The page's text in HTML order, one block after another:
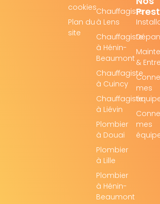
&
mes
mes
Chauffagiste
à Lens
Chauffagiste
à Hénin-
Beaumont
Chauffagiste
à Cuincy
Chauffagiste
à Liévin
Plombier
à Douai
Plombier
à Lille
Plombier
à Hénin-
Beaumont
cookies
Plan du
site